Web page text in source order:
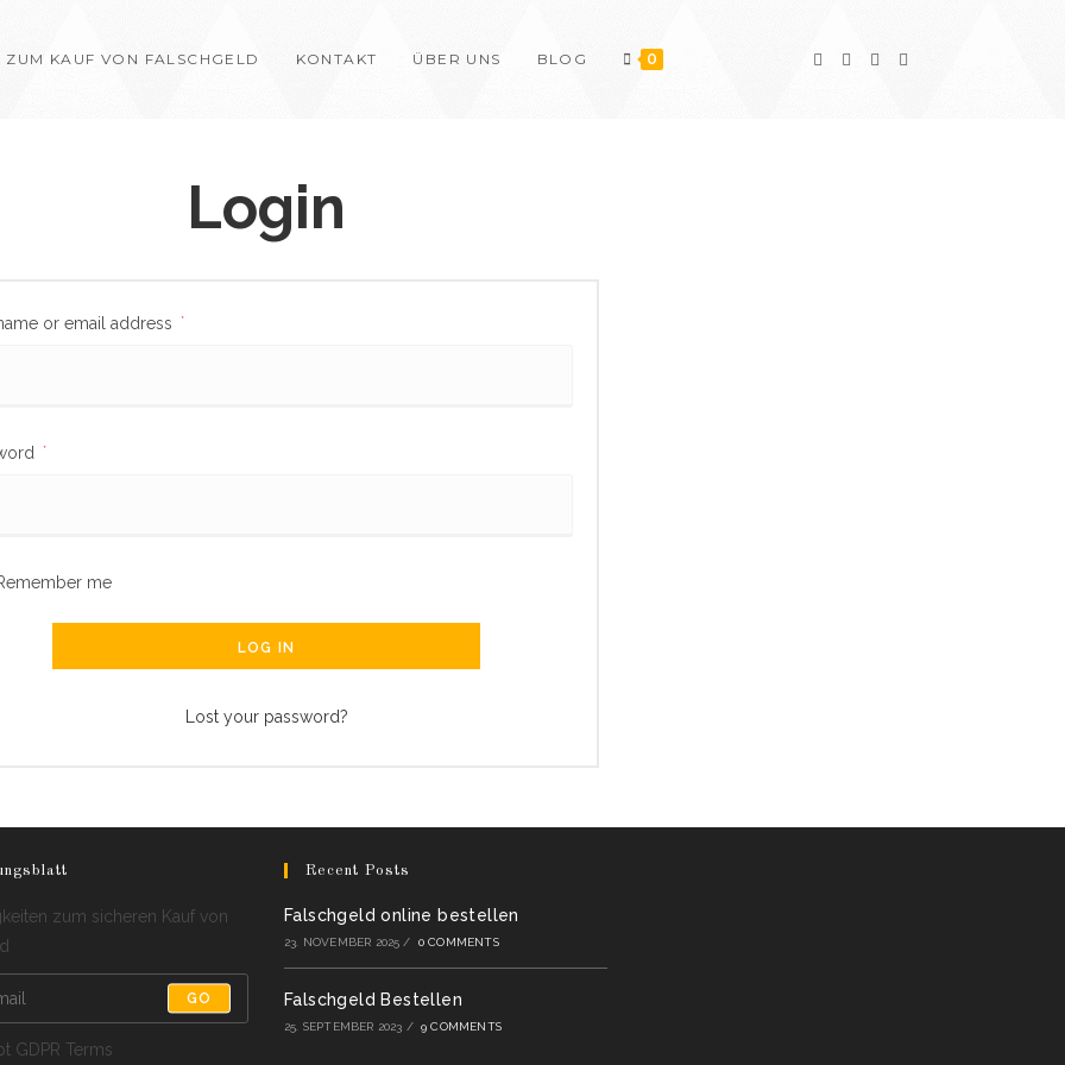
ZUM KAUF VON FALSCHGELD KONTAKT ÜBER UNS BLOG 0
Login
or email address *Required
*Required
me
LOG IN
Lost your password?
zum sicheren Kauf von
GO
GDPR Terms
Recent Posts
Falschgeld online bestellen
23. NOVEMBER 2025 / 0 COMMENTS
Falschgeld Bestellen
25. SEPTEMBER 2023 / 9 COMMENTS